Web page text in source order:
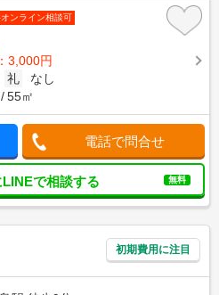
ンライン相談可
3,000円
礼
なし
55㎡
電話で問合せ
LINEで相談する 無料
初期費用に注目